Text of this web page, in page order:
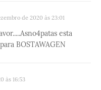
de 2020 às 23:01
esta
BOSTAWAGEN
às 16:53